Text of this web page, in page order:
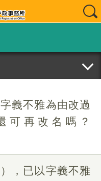
義不雅為由改過
可再改名嗎？
，已以字義不雅